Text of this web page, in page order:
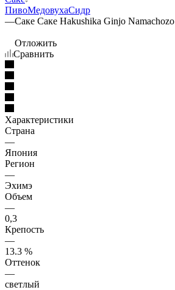
ПивоМедовухаСидр
—Саке Саке Hakushika Ginjo Namachozo
Отложить
Сравнить
Характеристики
Страна
—
Япония
Регион
—
Эхимэ
Объем
—
0,3
Крепость
—
13.3 %
Оттенок
—
светлый